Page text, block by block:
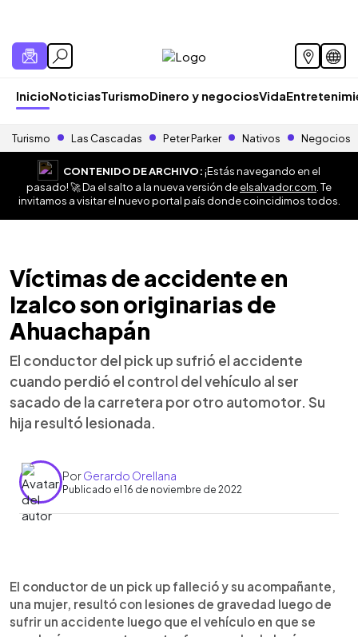
InicioNoticiasTurismoDinero y negociosVida
Turismo Las Cascadas Peter Parker Nativos Negocios
CONTENIDO DE ARCHIVO:¡Estás navegando en el
pasado! 🚀 Da el salto a la nueva versión deelsalvador.com . Te
invitamos a visitar el nuevo portal país donde coincidimos todos.
Víctimas de accidente en
Izalco son originarias de
Ahuachapán
El conductor del pick up sufrió el accidente
cuando perdió el control del vehículo al ser
sacado de la carretera por otro automotor. Su
hija resultó lesionada.
PorGerardo Orellana
Publicado el 16 de noviembre de 2022
► Escuchar artículo
El conductor de un pick up falleció y su acompañante,
una mujer, resultó con lesiones de gravedad luego de
sufrir un accidente luego que el vehículo en que se